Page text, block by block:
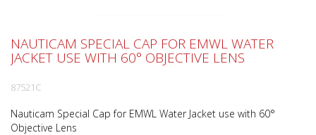
NAUTICAM SPECIAL CAP FOR EMWL WATER
JACKET USE WITH 60° OBJECTIVE LENS
87521C
Nauticam Special Cap for EMWL Water Jacket use with 60°
Objective Lens